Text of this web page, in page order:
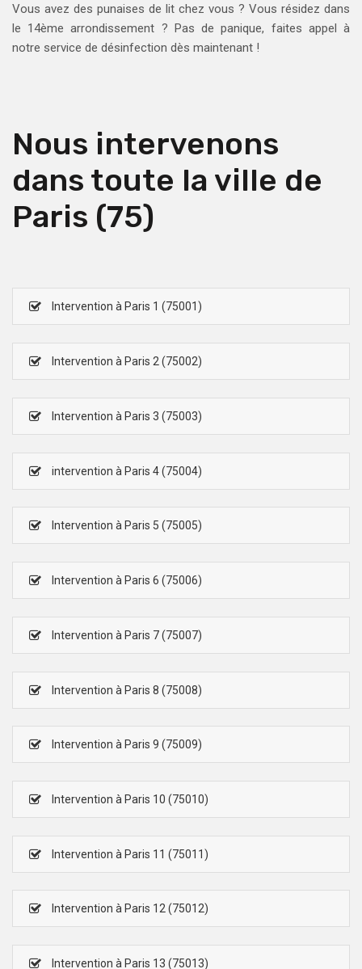
Vous avez des punaises de lit chez vous ? Vous résidez dans
le 14ème arrondissement ? Pas de panique, faites appel à
notre service de désinfection dès maintenant !
Nous intervenons
dans toute la ville de
Paris (75)
Intervention à Paris 1 (75001)
Intervention à Paris 2 (75002)
Intervention à Paris 3 (75003)
intervention à Paris 4 (75004)
Intervention à Paris 5 (75005)
Intervention à Paris 6 (75006)
Intervention à Paris 7 (75007)
Intervention à Paris 8 (75008)
Intervention à Paris 9 (75009)
Intervention à Paris 10 (75010)
Intervention à Paris 11 (75011)
Intervention à Paris 12 (75012)
Intervention à Paris 13 (75013)